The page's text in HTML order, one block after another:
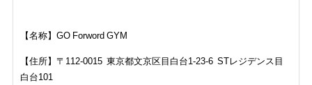
【名称】GO Forword GYM
【住所】 〒112-0015 東京都文京区目白台1-23-6 STレジデンス目
白台101